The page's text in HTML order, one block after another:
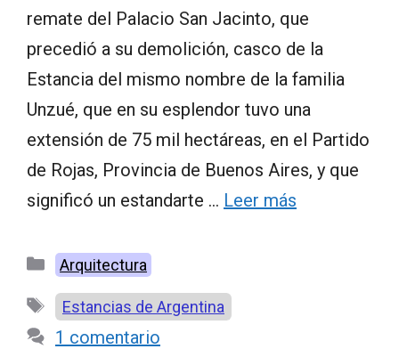
remate del Palacio San Jacinto, que
precedió a su demolición, casco de la
Estancia del mismo nombre de la familia
Unzué, que en su esplendor tuvo una
extensión de 75 mil hectáreas, en el Partido
de Rojas, Provincia de Buenos Aires, y que
significó un estandarte … Leer más
Categorías
Arquitectura
Etiquetas
Estancias de Argentina
1 comentario